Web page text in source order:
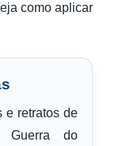
como aplicar
e retratos de
Guerra do